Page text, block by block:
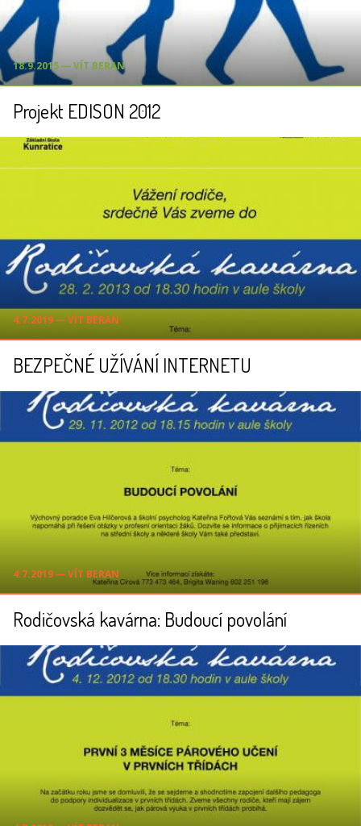
18.9.2015 ― VÍT BERAN
Projekt EDISON 2012
4.7.2019 ― VÍT BERAN
BEZPEČNÉ UŽÍVÁNÍ INTERNETU
4.7.2019 ― VÍT BERAN
Rodičovská kavárna: Budoucí povolání